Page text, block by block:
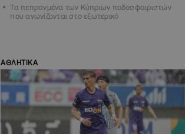
Τα πεπραγμένα των Κύπριων ποδοσφαιριστών
που αγωνίζονται στο εξωτερικό
ΑΘΛΗΤΙΚΑ